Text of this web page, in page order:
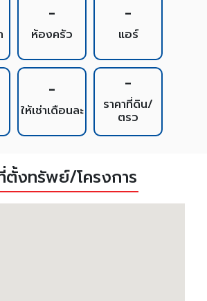
-
ห้องครัว
-
แอร์
-
ให้เช่าเดือนละ
-
ราคาที่ดิน/
ตรว
ตั้งทรัพย์/โครงการ